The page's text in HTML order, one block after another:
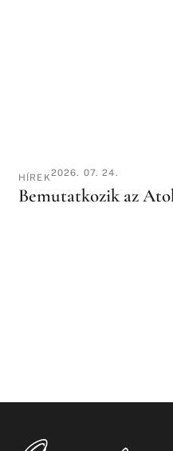
HÍREK2026. 07. 24.
Bemutatkozik az